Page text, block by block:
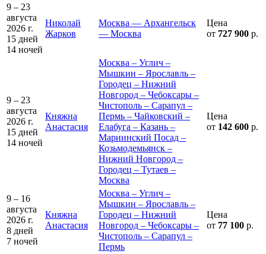
9 – 23
августа
2026 г.
15 дней
14 ночей
Николай
Жарков
Москва — Архангельск
— Москва
Цена
от 727 900 р.
9 – 23
августа
2026 г.
15 дней
14 ночей
Княжна
Анастасия
Москва – Углич –
Мышкин – Ярославль –
Городец – Нижний
Новгород – Чебоксары –
Чистополь – Сарапул –
Пермь – Чайковский –
Елабуга – Казань –
Мариинский Посад –
Козьмодемьянск –
Нижний Новгород –
Городец – Тутаев –
Москва
Цена
от 142 600 р.
9 – 16
августа
2026 г.
8 дней
7 ночей
Княжна
Анастасия
Москва – Углич –
Мышкин – Ярославль –
Городец – Нижний
Новгород – Чебоксары –
Чистополь – Сарапул –
Пермь
Цена
от 77 100 р.